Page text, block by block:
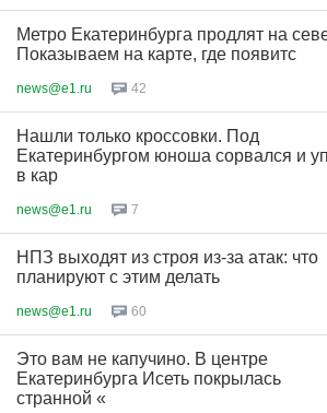
Метро Екатеринбурга продлят на
Показываем на карте, где появитс
news@e1.ru 42
Нашли только кроссовки. Под
Екатеринбургом юноша сорвался и
в кар
news@e1.ru 7
НПЗ выходят из строя из-за атак: что
планируют с этим делать
news@e1.ru 60
Это вам не капучино. В центре
Екатеринбурга Исеть покрылась
странной «